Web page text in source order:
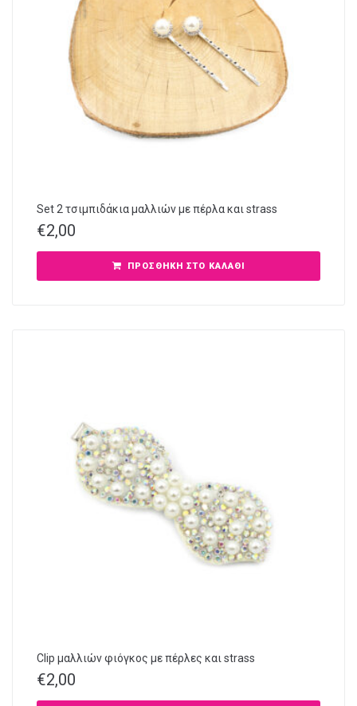
Set 2 τσιμπιδάκια μαλλιών με πέρλα και strass
€2,00
ΠΡΟΣΘΉΚΗ ΣΤΟ ΚΑΛΆΘΙ
Clip μαλλιών φιόγκος με πέρλες και strass
€2,00